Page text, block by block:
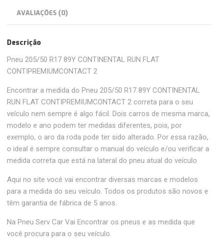
AVALIAÇÕES (0)
Descrição
Pneu 205/50 R17 89Y CONTINENTAL RUN FLAT
CONTIPREMIUMCONTACT 2
Encontrar a medida do Pneu 205/50 R17 89Y CONTINENTAL
RUN FLAT CONTIPREMIUMCONTACT 2 correta para o seu
veículo nem sempre é algo fácil. Dois carros de mesma marca,
modelo e ano podem ter medidas diferentes, pois, por
exemplo, o aro da roda pode ter sido alterado. Por essa razão,
o ideal é sempre consultar o manual do veículo e/ou verificar a
medida correta que está na lateral do pneu atual do veículo
Aqui no site você vai encontrar diversas marcas e modelos
para a medida do seu veículo. Todos os produtos são novos e
têm garantia de fábrica de 5 anos.
Na Pneu Serv Car Vai Encontrar os pneus e as medida que
você procura para o seu veículo.